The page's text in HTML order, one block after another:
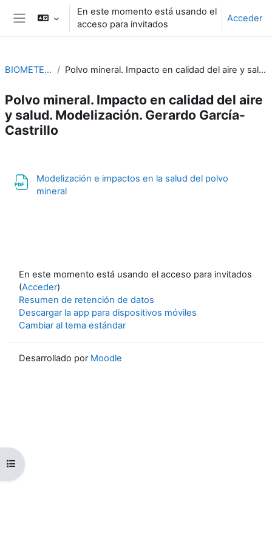
Salta al contenido principal
Panel lateral
En este momento está usando el
acceso para invitados
Acceder
Abrir índice del curso
BIOMETEOROLOGÍA Polvo mineral. Impacto en calidad del aire y salud. Modelización. Gerardo García-Castrillo
Polvo mineral. Impacto en calidad del aire
y salud. Modelización. Gerardo García-
Castrillo
Modelización e impactos en la salud del polvo
mineral
En este momento está usando el acceso para invitados
(Acceder)
Resumen de retención de datos
Descargar la app para dispositivos móviles
Cambiar al tema estándar
Desarrollado por Moodle